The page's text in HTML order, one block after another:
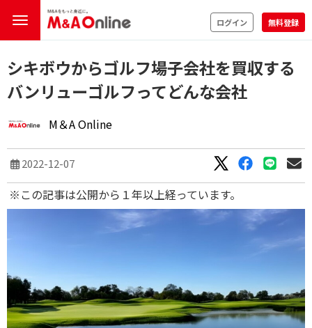
ログイン 無料登録
シキボウからゴルフ場子会社を買収する
バンリューゴルフってどんな会社
M＆A Online
2022-12-07
※この記事は公開から１年以上経っています。